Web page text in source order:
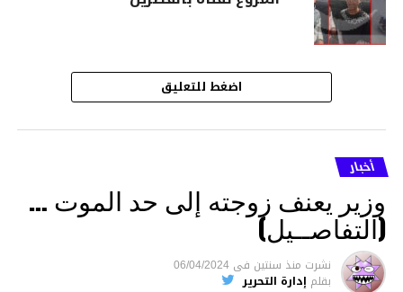
اضغط للتعليق
أخبار
وزير يعنف زوجته إلى حد الموت …
(التفاصــيل)
نشرت منذ سنتين فى 06/04/2024
بقلم إدارة التحرير